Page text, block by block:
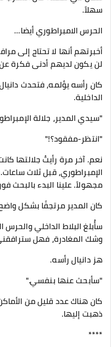
سهلاً.
الحرس الامبراطوري أيضا...
أخبرتهم أنها لا تحتاج إلى
لن يكون لديهم أدنى فكرة
كان رأسه يؤلمه، فتحدث
الداخلية.
"سيدي المدير، جلالة
"انتظر-مفقود؟!"
نعم. آخر مرة رأيتُ جلالتها
الإمبراطوري، قبل ثلاث
مجهولاً. علينا البدء بالبحث
كان المدير مرتجفًا بشكل
سأُبلغ البلاط الداخلي
وشك المغادرة، فهل
هز دانيال رأسه.
"سأبحث عنها بنفسي."
كان هناك عدد قليل من
ذهبت إليها.
****